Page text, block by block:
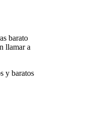
barato
llamar a
y baratos